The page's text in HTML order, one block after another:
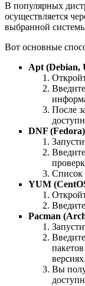
В популярных
осуществляется
выбранной
Вот основные
Apt (Debian,
После
DNF (Fedora)
Список
YUM
Pacman
Введите
версиях.
Вы